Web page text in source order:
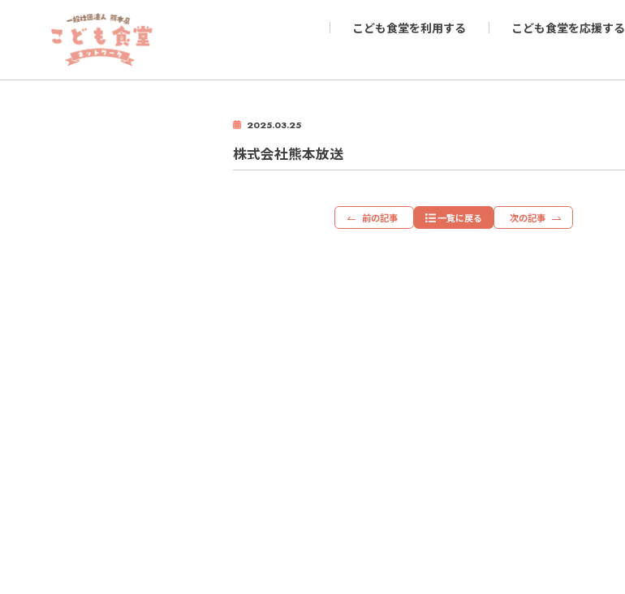
こども食堂を利用する こども食堂を応援する
2025.03.25
株式会社熊本放送
前の記事 一覧に戻る 次の記事